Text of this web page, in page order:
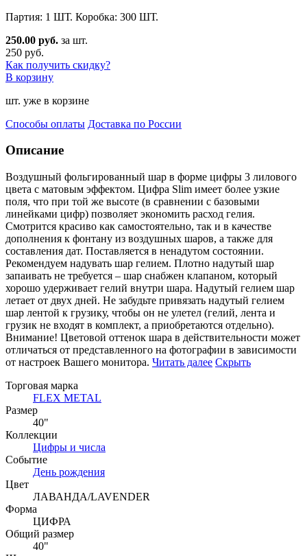
Партия: 1 ШТ. Коробка: 300 ШТ.
250.00 руб. за шт.
250 руб.
Как получить скидку?
В корзину
шт. уже в корзине
Способы оплаты Доставка по России
Описание
Воздушный фольгированный шар в форме цифры 3 лилового
цвета с матовым эффектом. Цифра Slim имеет более узкие
поля, что при той же высоте (в сравнении с базовыми
линейками цифр) позволяет экономить расход гелия.
Смотрится красиво как самостоятельно, так и в качестве
дополнения к фонтану из воздушных шаров, а также для
составления дат. Поставляется в ненадутом состоянии.
Рекомендуем надувать шар гелием. Плотно надутый шар
запаивать не требуется – шар снабжен клапаном, который
хорошо удерживает гелий внутри шара. Надутый гелием шар
летает от двух дней. Не забудьте привязать надутый гелием
шар лентой к грузику, чтобы он не улетел (гелий, лента и
грузик не входят в комплект, а приобретаются отдельно).
Внимание! Цветовой оттенок шара в действительности может
отличаться от представленного на фотографии в зависимости
от настроек Вашего монитора. Читать далее Скрыть
Торговая марка
FLEX METAL
Размер
40"
Коллекции
Цифры и числа
Событие
День рождения
Цвет
ЛАВАНДА/LAVENDER
Форма
ЦИФРА
Общий размер
40"